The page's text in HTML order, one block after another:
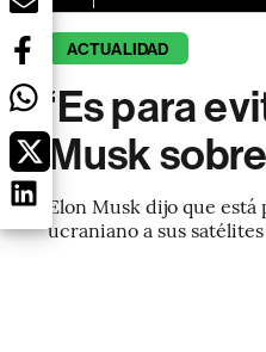
ACTUALIDAD
‘Es para
Musk
Elon Musk dijo que
ucraniano a sus